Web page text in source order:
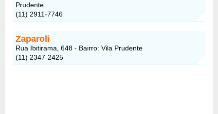
Prudente
(11) 2911-7746
Zaparoli
Rua Ibitirama, 648 - Bairro: Vila Prudente
(11) 2347-2425